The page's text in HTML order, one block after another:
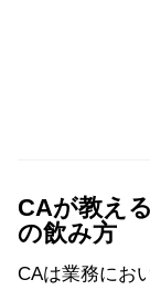
CAが教え
の飲み方
CAは業務にお